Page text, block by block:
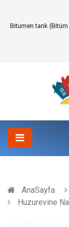
Güvenilir Chip
AnaSayfa
Huzurevine